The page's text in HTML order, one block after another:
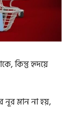
কিন্তু হৃদয়ে
ম্লান না হয়,